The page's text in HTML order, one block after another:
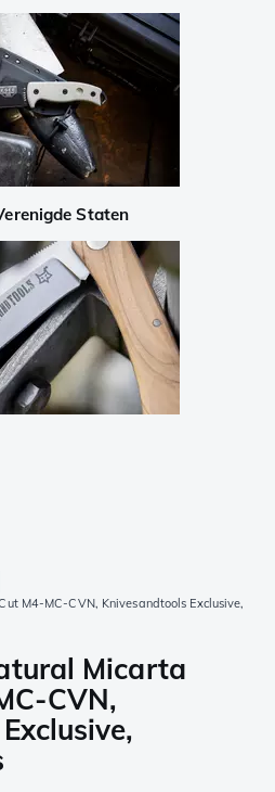
Staten
M4-MC-CVN, Knivesandtools Exclusive,
Micarta
CVN,